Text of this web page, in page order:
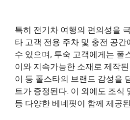
특히 전기차 여행의 편의성을
타 고객 전용 주차 및 충전 공
수 있으며, 투숙 고객에게는 폴
이와 지속가능한 소재로 제작
이 등 폴스타의 브랜드 감성을
트가 증정된다. 이 외에도 조식
등 다양한 베네핏이 함께 제공